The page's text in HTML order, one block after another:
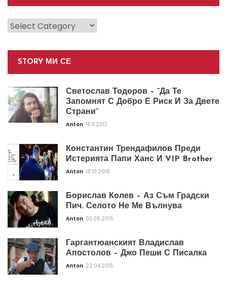
Категории
STORY МИ СЕ
Светослав Тодоров – “Да Те
Запомнят С Добро Е Риск И За Двете
Страни”
Anton 18.11.2017
Константин Трендафилов Преди
Истерията Папи Ханс И VIP Brother
Anton 18.10.2016
Борислав Колев – Аз Съм Градски
Пич. Селото Не Ме Вълнува
Anton 03.05.2015
Гаргантюанският Владислав
Апостолов – Джо Пеши С Писалка
Anton 22.04.2015